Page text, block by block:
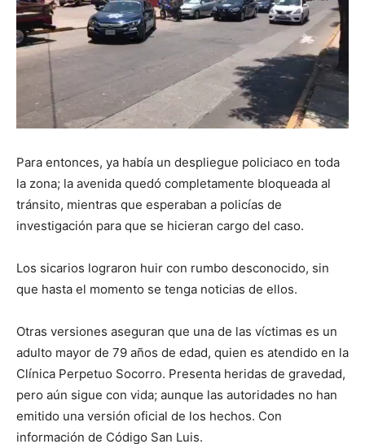
Para entonces, ya había un despliegue policiaco en toda
la zona; la avenida quedó completamente bloqueada al
tránsito, mientras que esperaban a policías de
investigación para que se hicieran cargo del caso.
Los sicarios lograron huir con rumbo desconocido, sin
que hasta el momento se tenga noticias de ellos.
Otras versiones aseguran que una de las víctimas es un
adulto mayor de 79 años de edad, quien es atendido en la
Clínica Perpetuo Socorro. Presenta heridas de gravedad,
pero aún sigue con vida; aunque las autoridades no han
emitido una versión oficial de los hechos. Con
información de Código San Luis.